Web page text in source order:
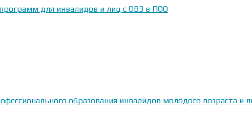
для инвалидов и лиц с ОВЗ в ПОО
образования инвалидов молодого возраста